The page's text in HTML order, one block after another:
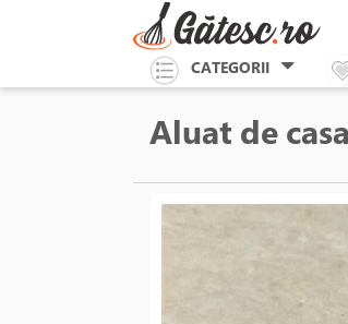
CATEGORII
Aluat de